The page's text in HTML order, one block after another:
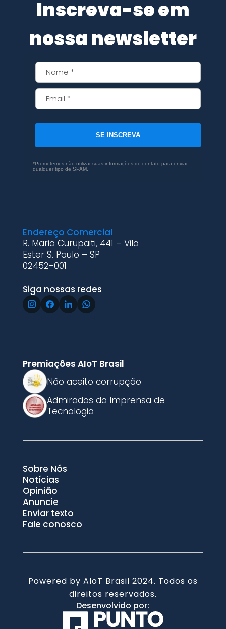
Inscreva-se em
nossa newsletter
SE INSCREVA
*Prometemos não utilizar suas informações de contato para enviar
qualquer tipo de SPAM.
Endereço Comercial
R. Maria Curupaiti, 441 – Vila
Ester S. Paulo – SP
02452-001
Siga nossas redes
Premiações AIoT Brasil
Não aceito corrupção
Admirados da Imprensa de
Tecnologia
Sobre Nós
Notícias
Opinião
Anuncie
Enviar texto
Fale conosco
Powered by AIoT Brasil 2024. Todos os
direitos reservados.
Desenvolvido por: